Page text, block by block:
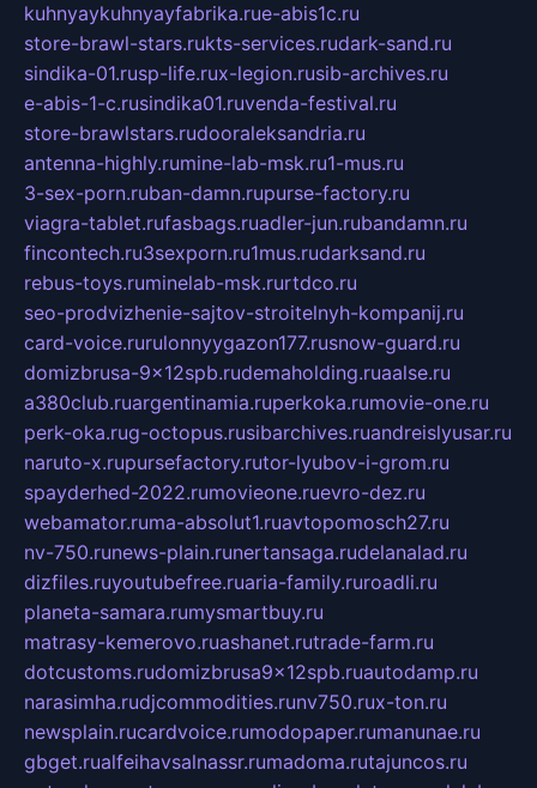
kuhnyaykuhnyayfabrika.rue-abis1c.ru
store-brawl-stars.rukts-services.rudark-sand.ru
sindika-01.rusp-life.rux-legion.rusib-archives.ru
e-abis-1-c.rusindika01.ruvenda-festival.ru
store-brawlstars.rudooraleksandria.ru
antenna-highly.rumine-lab-msk.ru1-mus.ru
3-sex-porn.ruban-damn.rupurse-factory.ru
viagra-tablet.rufasbags.ruadler-jun.rubandamn.ru
fincontech.ru3sexporn.ru1mus.rudarksand.ru
rebus-toys.ruminelab-msk.rurtdco.ru
seo-prodvizhenie-sajtov-stroitelnyh-kompanij.ru
card-voice.rurulonnyygazon177.rusnow-guard.ru
domizbrusa-9x12spb.rudemaholding.ruaalse.ru
a380club.ruargentinamia.ruperkoka.rumovie-one.ru
perk-oka.rug-octopus.rusibarchives.ruandreislyusar.ru
naruto-x.rupursefactory.rutor-lyubov-i-grom.ru
spayderhed-2022.rumovieone.ruevro-dez.ru
webamator.ruma-absolut1.ruavtopomosch27.ru
nv-750.runews-plain.runertansaga.rudelanalad.ru
dizfiles.ruyoutubefree.ruaria-family.ruroadli.ru
planeta-samara.rumysmartbuy.ru
matrasy-kemerovo.ruashanet.rutrade-farm.ru
dotcustoms.rudomizbrusa9x12spb.ruautodamp.ru
narasimha.rudjcommodities.runv750.rux-ton.ru
newsplain.rucardvoice.rumodopaper.rumanunae.ru
gbget.rualfeihavsalnassr.rumadoma.rutajuncos.ru